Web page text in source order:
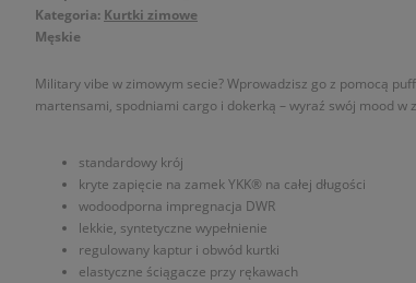
Kategoria: Kurtki zimowe
Męskie
Military vibe w zimowym secie? Wprowadzisz go z pomocą
martensami, spodniami cargo i dokerką – wyraź swój mood w
standardowy krój
kryte zapięcie na zamek YKK® na całej długości
wodoodporna impregnacja DWR
lekkie, syntetyczne wypełnienie
regulowany kaptur i obwód kurtki
elastyczne ściągacze przy rękawach